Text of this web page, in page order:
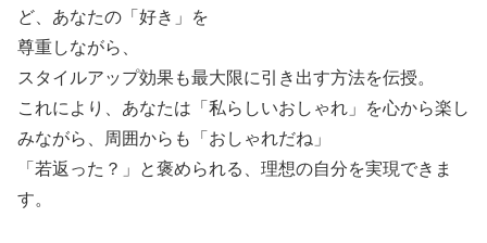
ど、あなたの「好き」を
尊重しながら、
スタイルアップ効果も最大限に引き出す方法を伝授。
これにより、あなたは「私らしいおしゃれ」を心から楽し
みながら、周囲からも「おしゃれだね」
「若返った？」と褒められる、理想の自分を実現できま
す。